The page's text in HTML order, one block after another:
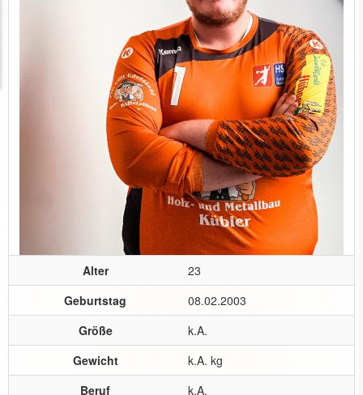
Alter
23
Geburtstag
08.02.2003
Größe
k.A.
Gewicht
k.A. kg
Beruf
k.A.